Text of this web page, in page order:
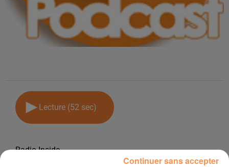
Lecture (52 sec)
Radio Inside
Continuer sans accepter